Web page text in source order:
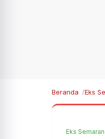
Beranda Eks
Eks